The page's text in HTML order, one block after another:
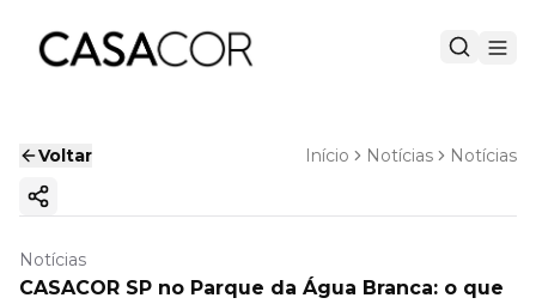
Voltar Início Notícias Notícias
Copiar link
Notícias
CASACOR SP no Parque da Água Branca: o que